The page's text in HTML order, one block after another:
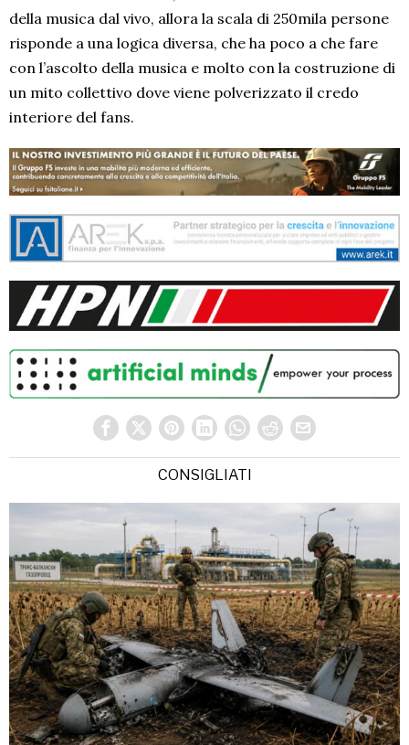
della musica dal vivo, allora la scala di 250mila persone
risponde a una logica diversa, che ha poco a che fare
con l’ascolto della musica e molto con la costruzione di
un mito collettivo dove viene polverizzato il credo
interiore del fans.
CONSIGLIATI